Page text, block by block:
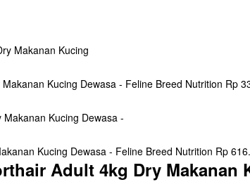
Kucing Dewasa - Feline Breed Nutrition Rp
Kucing Dewasa - Feline Breed Nutrition Rp
Adult 4kg Dry Makanan